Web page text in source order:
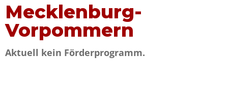
Mecklenburg-
Vorpommern
Aktuell kein Förderprogramm.